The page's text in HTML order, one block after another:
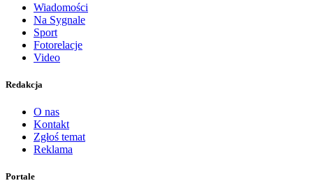
Wiadomości
Na Sygnale
Sport
Fotorelacje
Video
Redakcja
O nas
Kontakt
Zgłoś temat
Reklama
Portale